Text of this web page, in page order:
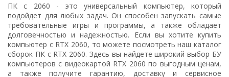
ПК с 2060 - это универсальный компьютер, который
подойдет для любых задач. Он способен запускать самые
требовательные игры и программы, а также обладает
долговечностью и надежностью. Если вы хотите купить
компьютер с RTX 2060, то можете посмотреть наш каталог
сборок ПК с RTX 2060. Здесь вы найдете широкий выбор БУ
компьютеров с видеокартой RTX 2060 по выгодным ценам,
а также получите гарантию, доставку и сервисное